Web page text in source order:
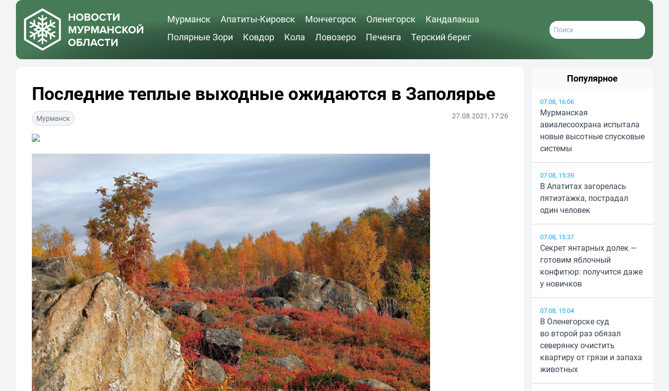
Мурманск Апатиты-Кировск Мончегорск Оленегорск
Кандалакша
Полярные Зори
Ковдор Кола Ловозеро Печенга Терский берег
Последние теплые выходные ожидаются в Заполярье
Мурманск 27.08.2021, 17:26
Популярное
07.08, 16:06
Мурманская
авиалесоохрана испытала
новые высотные спусковые
системы
07.08, 15:39
В Апатитах загорелась
пятиэтажка, пострадал
один человек
07.08, 15:37
Секрет янтарных долек —
готовим яблочный
конфитюр: получится даже
у новичков
07.08, 15:04
В Оленегорске суд
во второй раз обязал
северянку очистить
квартиру от грязи и запаха
животных